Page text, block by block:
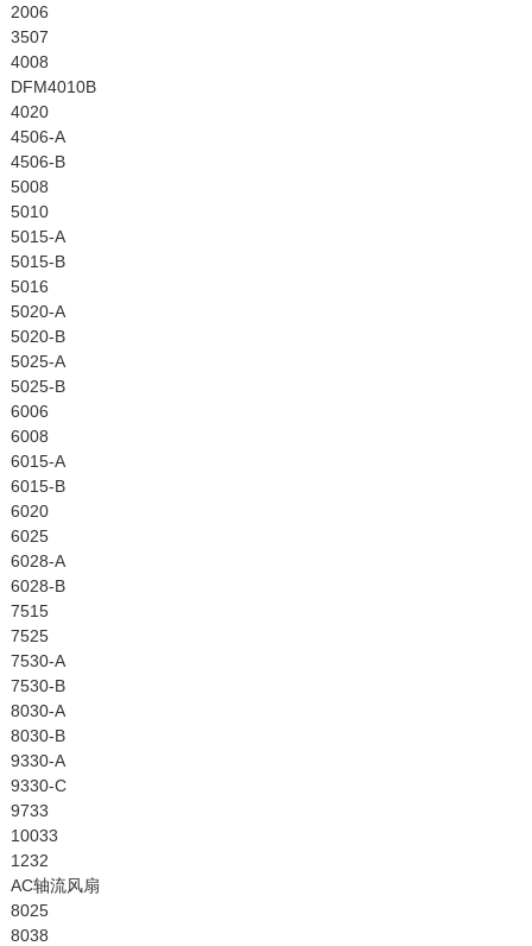
2006
3507
4008
DFM4010B
4020
4506-A
4506-B
5008
5010
5015-A
5015-B
5016
5020-A
5020-B
5025-A
5025-B
6006
6008
6015-A
6015-B
6020
6025
6028-A
6028-B
7515
7525
7530-A
7530-B
8030-A
8030-B
9330-A
9330-C
9733
10033
1232
AC轴流风扇
8025
8038